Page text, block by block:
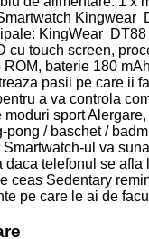
Kingwear
KingWear DT88
cu touch screen,
baterie 180
pasii pe care ii
a va controla
sport
/ baschet /
ul va
daca telefonul se afla
ceas Sedentary
pe care le ai de